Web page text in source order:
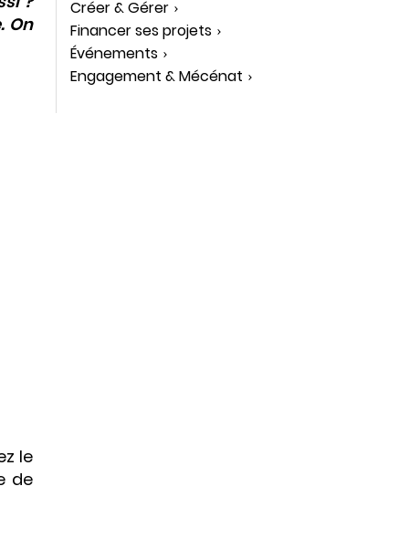
On
le
de
Créer & Gérer
Financer ses projets
Événements
Engagement & Mécénat